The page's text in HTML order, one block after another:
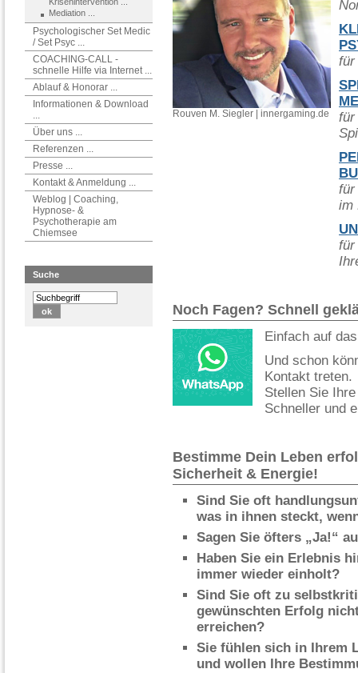
Mediation ...
Psychologischer Set Medic
/ Set Psyc ...
COACHING-CALL -
schnelle Hilfe via Internet ...
Ablauf & Honorar ...
Informationen & Download
...
Über uns ...
Referenzen ...
Presse ...
Kontakt & Anmeldung ...
Weblog | Coaching,
Hypnose- &
Psychotherapie am
Chiemsee
Suche
Rouven M. Siegler | innergaming.de
für
für
für
im
für
Noch Fagen? Schnell
Einfach auf
Und schon
Kontakt treten.
Stellen Sie
Schneller und
Bestimme Dein Leben
Sicherheit & Energie!
Sind Sie oft
was in ihnen steckt,
Sagen Sie öfters „Ja!“
Haben Sie ein Erlebnis
immer wieder einholt?
Sind Sie oft zu
gewünschten Erfolg
erreichen?
Sie fühlen sich in Ihrem
und wollen Ihre